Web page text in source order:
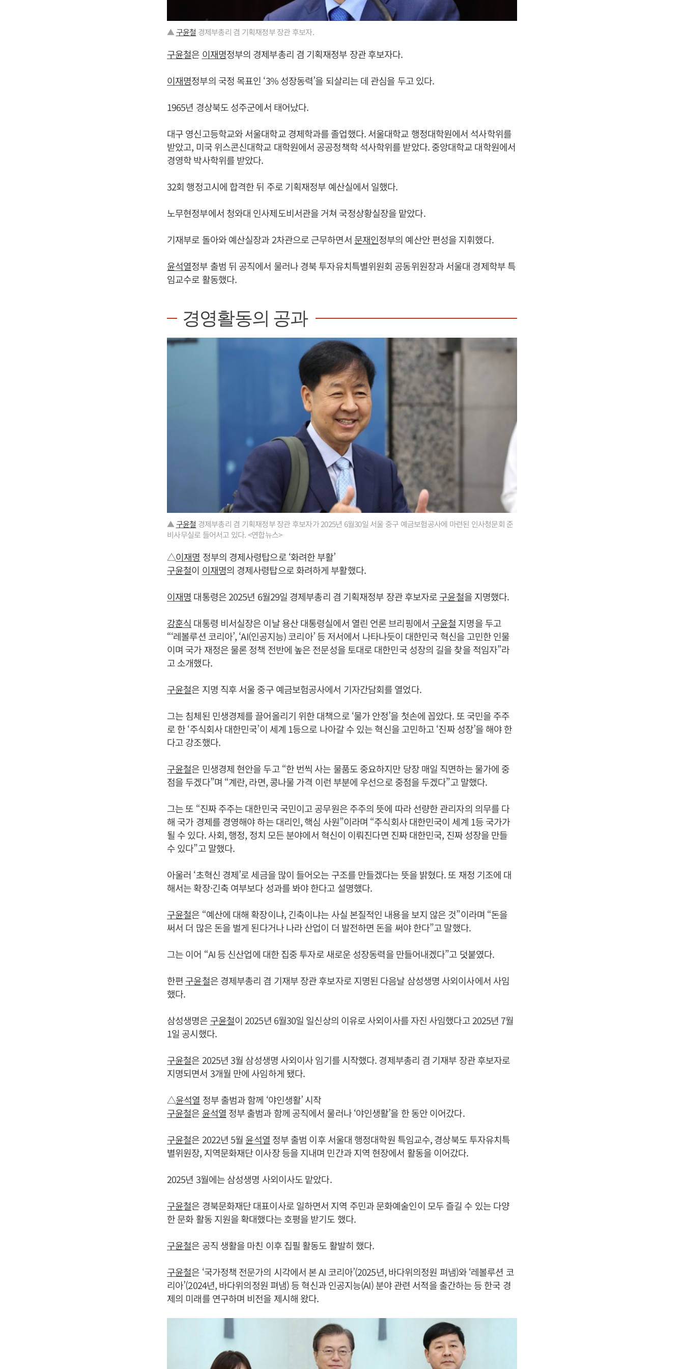
▲구윤철 경제부총리 겸 기획재정부 장관 후보자.
구윤철은 이재명정부의 경제부총리 겸 기획재정부 장관 후보자다.
이재명정부의 국정 목표인 ‘3% 성장동력’을 되살리는 데 관심을 두고 있다.
1965년 경상북도 성주군에서 태어났다.
대구 영신고등학교와 서울대학교 경제학과를 졸업했다. 서울대학교 행정대학원에서 석사학위를
받았고, 미국 위스콘신대학교 대학원에서 공공정책학 석사학위를 받았다. 중앙대학교 대학원에서
경영학 박사학위를 받았다.
32회 행정고시에 합격한 뒤 주로 기획재정부 예산실에서 일했다.
노무현정부에서 청와대 인사제도비서관을 거쳐 국정상황실장을 맡았다.
기재부로 돌아와 예산실장과 2차관으로 근무하면서 문재인정부의 예산안 편성을 지휘했다.
윤석열정부 출범 뒤 공직에서 물러나 경북 투자유치특별위원회 공동위원장과 서울대 경제학부 특
임교수로 활동했다.
경영활동의 공과
▲구윤철 경제부총리 겸 기획재정부 장관 후보자가 2025년 6월30일 서울 중구 예금보험공사에 마련된 인사청문회 준
비사무실로 들어서고 있다. <연합뉴스>
△이재명 정부의 경제사령탑으로 ‘화려한 부활’
구윤철이 이재명의 경제사령탑으로 화려하게 부활했다.
이재명 대통령은 2025년 6월29일 경제부총리 겸 기획재정부 장관 후보자로구윤철을 지명했다.
강훈식 대통령 비서실장은 이날 용산 대통령실에서 열린 언론 브리핑에서 구윤철 지명을 두고
“‘레볼루션 코리아’, ‘AI(인공지능) 코리아’ 등 저서에서 나타나듯이 대한민국 혁신을 고민한 인물
이며 국가 재정은 물론 정책 전반에 높은 전문성을 토대로 대한민국 성장의 길을 찾을 적임자”라
고 소개했다.
구윤철은 지명 직후 서울 중구 예금보험공사에서 기자간담회를 열었다.
그는 침체된 민생경제를 끌어올리기 위한 대책으로 ‘물가 안정’을 첫손에 꼽았다. 또 국민을 주주
로 한 ‘주식회사 대한민국’이 세계 1등으로 나아갈 수 있는 혁신을 고민하고 ‘진짜 성장’을 해야 한
다고 강조했다.
구윤철은 민생경제 현안을 두고 “한 번씩 사는 물품도 중요하지만 당장 매일 직면하는 물가에 중
점을 두겠다”며 “계란, 라면, 콩나물 가격 이런 부분에 우선으로 중점을 두겠다”고 말했다.
그는 또 “진짜 주주는 대한민국 국민이고 공무원은 주주의 뜻에 따라 선량한 관리자의 의무를 다
해 국가 경제를 경영해야 하는 대리인, 핵심 사원”이라며 “주식회사 대한민국이 세계 1등 국가가
될 수 있다. 사회, 행정, 정치 모든 분야에서 혁신이 이뤄진다면 진짜 대한민국, 진짜 성장을 만들
수 있다”고 말했다.
아울러 ‘초혁신 경제’로 세금을 많이 들어오는 구조를 만들겠다는 뜻을 밝혔다. 또 재정 기조에 대
해서는 확장·긴축 여부보다 성과를 봐야 한다고 설명했다.
구윤철은 “예산에 대해 확장이냐, 긴축이냐는 사실 본질적인 내용을 보지 않은 것”이라며 “돈을
써서 더 많은 돈을 벌게 된다거나 나라 산업이 더 발전하면 돈을 써야 한다”고 말했다.
그는 이어 “AI 등 신산업에 대한 집중 투자로 새로운 성장동력을 만들어내겠다”고 덧붙였다.
한편 구윤철은 경제부총리 겸 기재부 장관 후보자로 지명된 다음날 삼성생명 사외이사에서 사임
했다.
삼성생명은 구윤철이 2025년 6월30일 일신상의 이유로 사외이사를 자진 사임했다고 2025년 7월
1일 공시했다.
구윤철은 2025년 3월 삼성생명 사외이사 임기를 시작했다. 경제부총리 겸 기재부 장관 후보자로
지명되면서 3개월 만에 사임하게 됐다.
△윤석열 정부 출범과 함께 ‘야인생활’ 시작
구윤철은 윤석열 정부 출범과 함께 공직에서 물러나 ‘야인생활’을 한 동안 이어갔다.
구윤철은 2022년 5월 윤석열 정부 출범 이후 서울대 행정대학원 특임교수, 경상북도 투자유치특
별위원장, 지역문화재단 이사장 등을 지내며 민간과 지역 현장에서 활동을 이어갔다.
2025년 3월에는 삼성생명 사외이사도 맡았다.
구윤철은 경북문화재단 대표이사로 일하면서 지역 주민과 문화예술인이 모두 즐길 수 있는 다양
한 문화 활동 지원을 확대했다는 호평을 받기도 했다.
구윤철은 공직 생활을 마친 이후 집필 활동도 활발히 했다.
구윤철은 ‘국가정책 전문가의 시각에서 본 AI 코리아’(2025년, 바다위의정원 펴냄)와 ‘레볼루션 코
리아’(2024년, 바다위의정원 펴냄) 등 혁신과 인공지능(AI) 분야 관련 서적을 출간하는 등 한국 경
제의 미래를 연구하며 비전을 제시해 왔다.